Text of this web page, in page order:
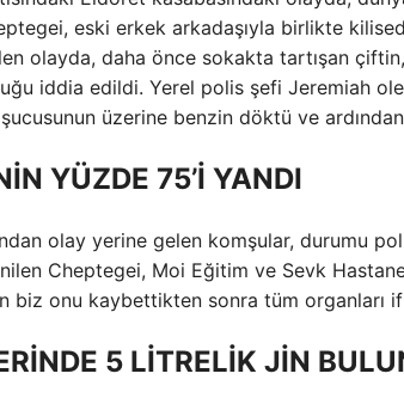
eski erkek arkadaşıyla birlikte
olayda, daha önce sokakta tartışan
iddia edildi. Yerel polis şefi Jeremiah
üzerine benzin döktü ve
YÜZDE 75’İ YANDI
olay yerine gelen komşular, durumu
Cheptegei, Moi Eğitim ve Sevk
biz onu kaybettikten sonra tüm organları
5 LİTRELİK JİN